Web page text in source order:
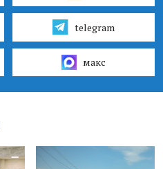
telegram
макс